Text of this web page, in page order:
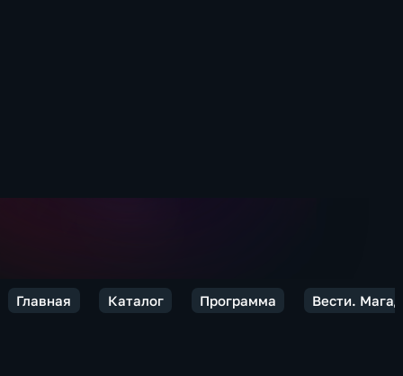
Главная Каталог Программа Вести.